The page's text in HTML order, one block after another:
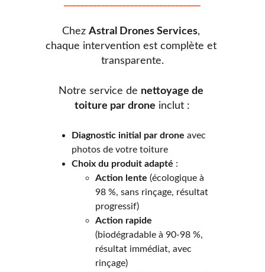
Chez Astral Drones Services,
chaque intervention est complète et
transparente.
Notre service de nettoyage de
toiture par drone inclut :
Diagnostic initial par drone avec
photos de votre toiture
Choix du produit adapté :
Action lente (écologique à
98 %, sans rinçage, résultat
progressif)
Action rapide
(biodégradable à 90-98 %,
résultat immédiat, avec
rinçage)